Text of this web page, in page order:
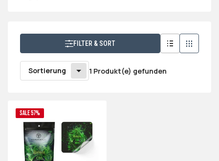
FILTER & SORT
Sortierung 1 Produkt(e) gefunden
SALE 57%